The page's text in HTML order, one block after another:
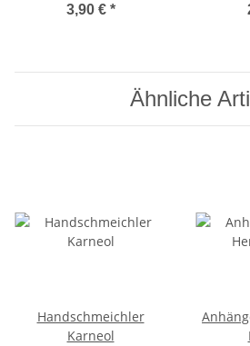
3,90 € *
Ähnliche
Handschmeichler
Karneol